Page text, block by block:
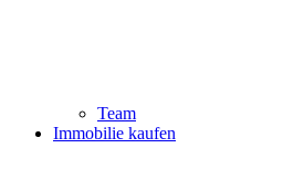
Team
Immobilie kaufen